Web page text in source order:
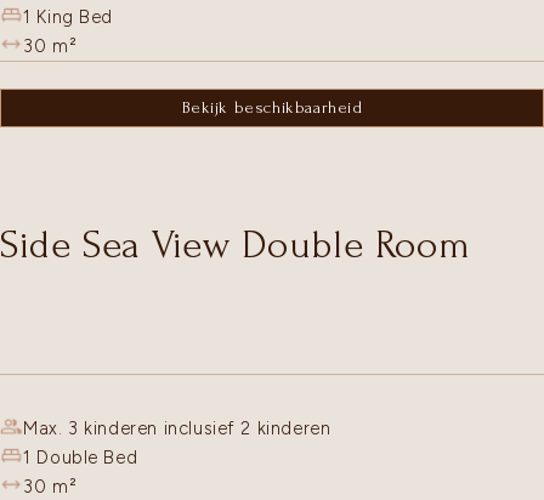
1 King Bed
30 m²
Bekijk beschikbaarheid
Side Sea View Double Room
Max. 3 kinderen inclusief 2 kinderen
1 Double Bed
30 m²